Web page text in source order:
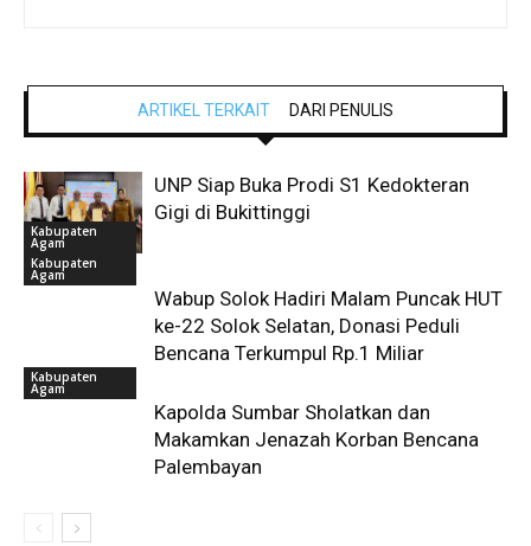
ARTIKEL TERKAIT DARI PENULIS
Kabupaten
Agam
UNP Siap Buka Prodi S1 Kedokteran
Gigi di Bukittinggi
Kabupaten
Agam
Wabup Solok Hadiri Malam Puncak HUT
ke-22 Solok Selatan, Donasi Peduli
Bencana Terkumpul Rp.1 Miliar
Kabupaten
Agam
Kapolda Sumbar Sholatkan dan
Makamkan Jenazah Korban Bencana
Palembayan